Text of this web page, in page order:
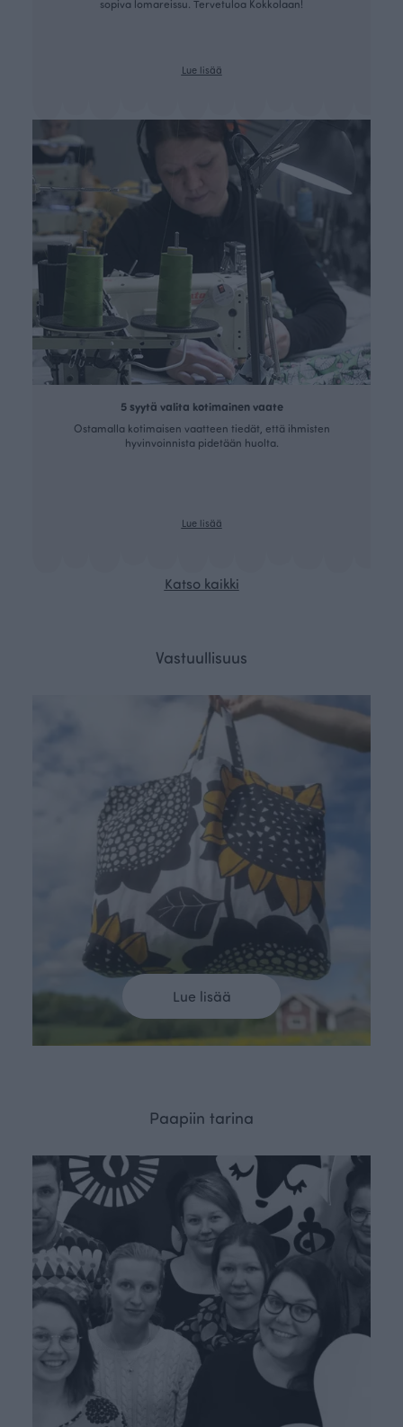
sopiva lomareissu. Tervetuloa Kokkolaan!
Lue lisää
5 syytä valita kotimainen vaate
Ostamalla kotimaisen vaatteen tiedät, että ihmisten
hyvinvoinnista pidetään huolta.
Lue lisää
Katso kaikki
Vastuullisuus
Lue lisää
Paapiin tarina